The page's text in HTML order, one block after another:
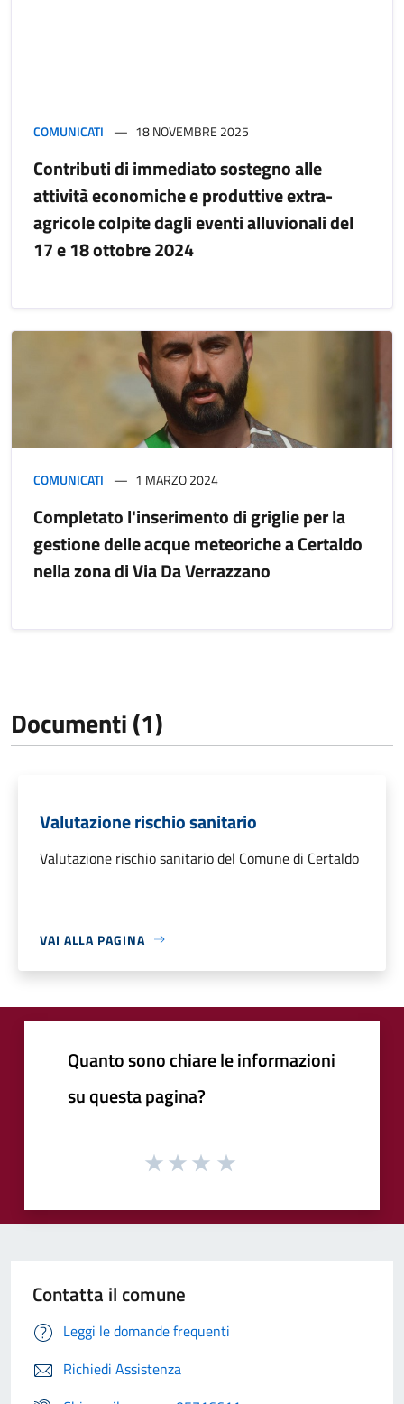
COMUNICATI 18 NOVEMBRE 2025
Contributi di immediato sostegno alle
attività economiche e produttive extra-
agricole colpite dagli eventi alluvionali del
17 e 18 ottobre 2024
COMUNICATI 1 MARZO 2024
Completato l'inserimento di griglie per la
gestione delle acque meteoriche a Certaldo
nella zona di Via Da Verrazzano
Documenti (1)
Valutazione rischio sanitario
Valutazione rischio sanitario del Comune di Certaldo
VAI ALLA PAGINA
Quanto sono chiare le informazioni
su questa pagina?
Contatta il comune
Leggi le domande frequenti
Richiedi Assistenza